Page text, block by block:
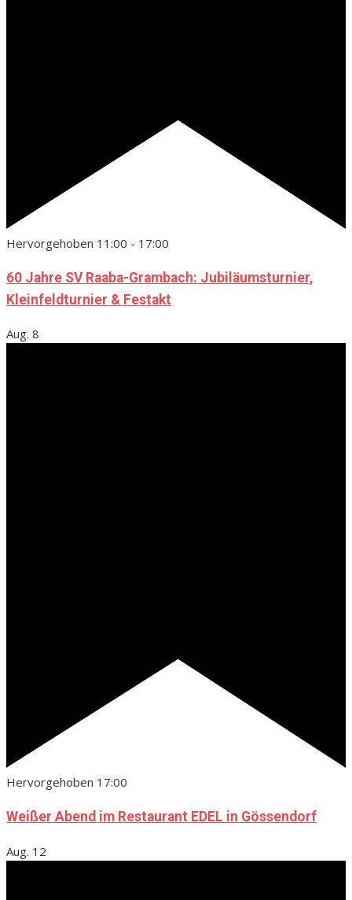
Hervorgehoben 11:00 - 17:00
60 Jahre SV Raaba-Grambach: Jubiläumsturnier,
Kleinfeldturnier & Festakt
Aug. 8
Hervorgehoben 17:00
Weißer Abend im Restaurant EDEL in Gössendorf
Aug. 12